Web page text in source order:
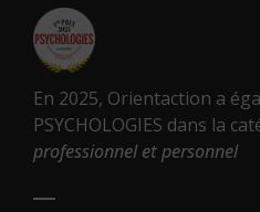
En 2025, Orientaction a
PSYCHOLOGIES dans la
professionnel et personnel